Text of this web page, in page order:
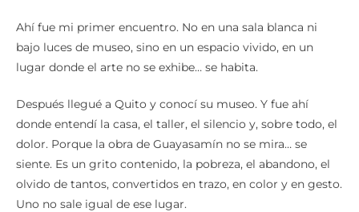
bajo luces de museo, sino en un espacio vivido, en un
lugar donde el arte no se exhibe… se habita.
donde entendí la casa, el taller, el silencio y, sobre todo, el
dolor. Porque la obra de Guayasamín no se mira… se
siente. Es un grito contenido, la pobreza, el abandono, el
olvido de tantos, convertidos en trazo, en color y en gesto.
Uno no sale igual de ese lugar.